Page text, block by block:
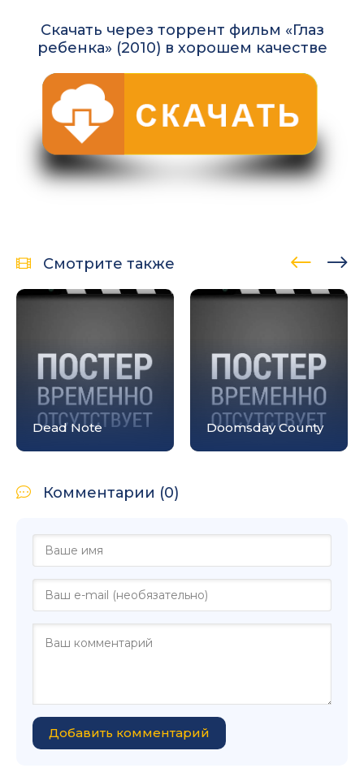
Скачать через торрент фильм «Глаз
ребенка» (2010) в хорошем качестве
Смотрите также
Dead Note Doomsday County
Комментарии (0)
Добавить комментарий